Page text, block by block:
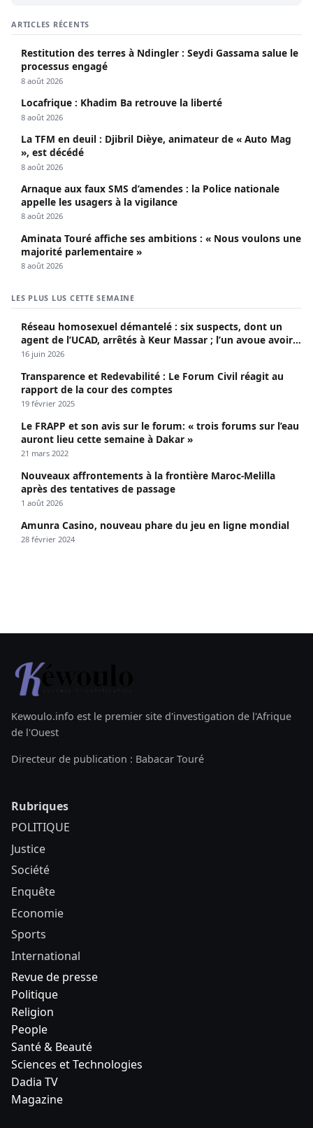
ARTICLES RÉCENTS
Restitution des terres à Ndingler : Seydi Gassama salue le
processus engagé
8 août 2026
Locafrique : Khadim Ba retrouve la liberté
8 août 2026
La TFM en deuil : Djibril Dièye, animateur de « Auto Mag
», est décédé
8 août 2026
Arnaque aux faux SMS d’amendes : la Police nationale
appelle les usagers à la vigilance
8 août 2026
Aminata Touré affiche ses ambitions : « Nous voulons une
majorité parlementaire »
8 août 2026
LES PLUS LUS CETTE SEMAINE
Réseau homosexuel démantelé : six suspects, dont un
agent de l’UCAD, arrêtés à Keur Massar ; l’un avoue avoir
propagé le VIH depuis 2018
16 juin 2026
Transparence et Redevabilité : Le Forum Civil réagit au
rapport de la cour des comptes
19 février 2025
Le FRAPP et son avis sur le forum: « trois forums sur l’eau
auront lieu cette semaine à Dakar »
21 mars 2022
Nouveaux affrontements à la frontière Maroc-Melilla
après des tentatives de passage
1 août 2026
Amunra Casino, nouveau phare du jeu en ligne mondial
28 février 2024
Kewoulo.info est le premier site d'investigation de l'Afrique
de l'Ouest
Directeur de publication : Babacar Touré
Rubriques
POLITIQUE
Justice
Société
Enquête
Economie
Sports
International
Revue de presse
Politique
Religion
People
Santé & Beauté
Sciences et Technologies
Dadia TV
Magazine